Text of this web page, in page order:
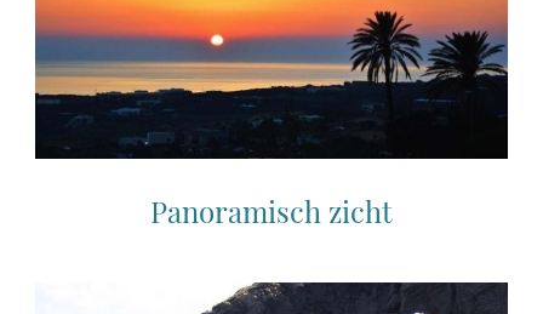
Panoramisch zicht